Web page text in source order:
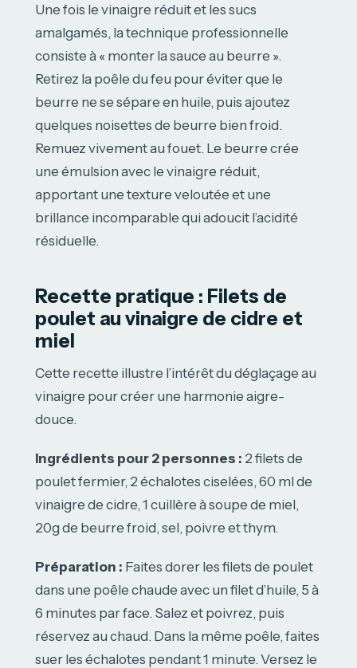
Une fois le vinaigre réduit et les sucs
amalgamés, la technique professionnelle
consiste à « monter la sauce au beurre ».
Retirez la poêle du feu pour éviter que le
beurre ne se sépare en huile, puis ajoutez
quelques noisettes de beurre bien froid.
Remuez vivement au fouet. Le beurre crée
une émulsion avec le vinaigre réduit,
apportant une texture veloutée et une
brillance incomparable qui adoucit l’acidité
résiduelle.
Recette pratique : Filets de
poulet au vinaigre de cidre et
miel
Cette recette illustre l’intérêt du déglaçage au
vinaigre pour créer une harmonie aigre-
douce.
Ingrédients pour 2 personnes : 2 filets de
poulet fermier, 2 échalotes ciselées, 60 ml de
vinaigre de cidre, 1 cuillère à soupe de miel,
20g de beurre froid, sel, poivre et thym.
Préparation : Faites dorer les filets de poulet
dans une poêle chaude avec un filet d’huile, 5 à
6 minutes par face. Salez et poivrez, puis
réservez au chaud. Dans la même poêle, faites
suer les échalotes pendant 1 minute. Versez le